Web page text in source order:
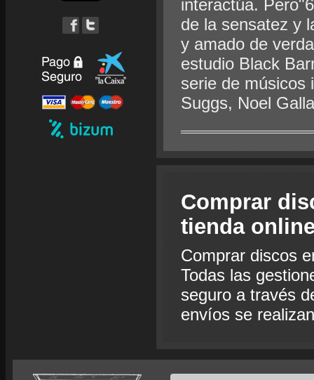
interactúa.
de la sensatez y
y amado de
estudio Black
serie de músicos
Suggs, Noel
Comprar
tienda
Comprar discos
Todas las
seguro a través
envíos se